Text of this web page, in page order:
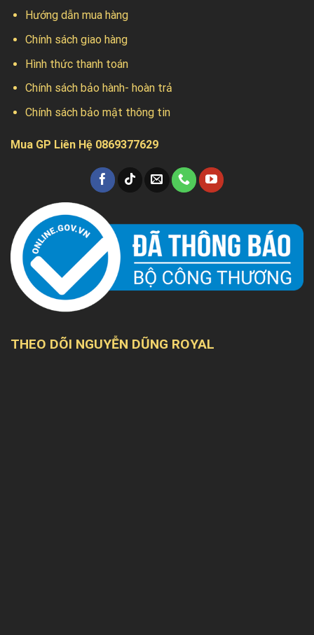
Hướng dẫn mua hàng
Chính sách giao hàng
Hình thức thanh toán
Chính sách bảo hành- hoàn trả
Chính sách bảo mật thông tin
Mua GP Liên Hệ 0869377629
THEO DÕI NGUYỄN DŨNG ROYAL